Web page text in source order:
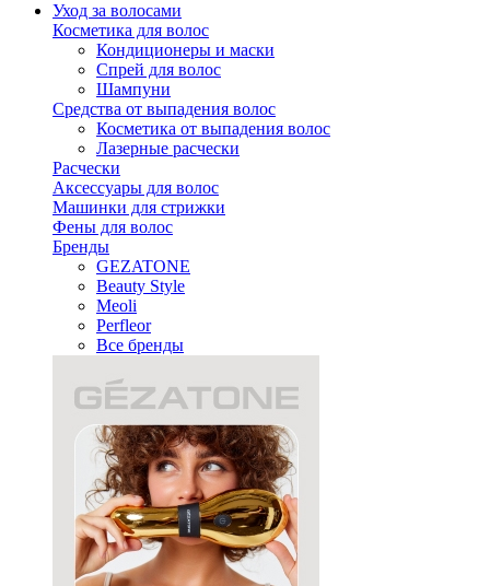
Уход за волосами
Косметика для волос
Кондиционеры и маски
Спрей для волос
Шампуни
Средства от выпадения волос
Косметика от выпадения волос
Лазерные расчески
Расчески
Аксессуары для волос
Машинки для стрижки
Фены для волос
Бренды
GEZATONE
Beauty Style
Meoli
Perfleor
Все бренды